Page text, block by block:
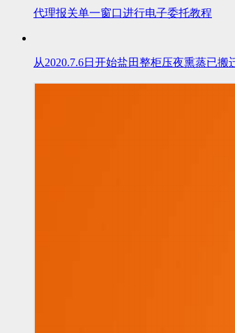
代理报关单一窗口进行电子委托教程
从2020.7.6日开始盐田整柜压夜熏蒸已